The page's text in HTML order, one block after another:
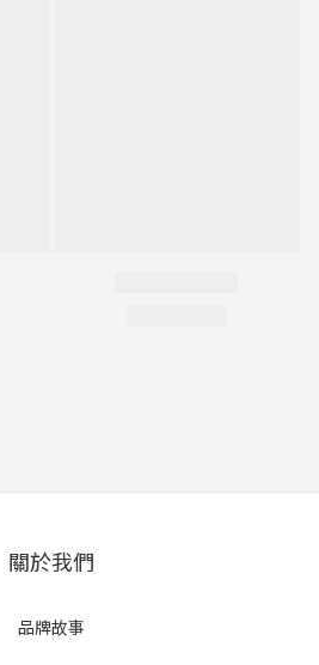
關於我們
品牌故事